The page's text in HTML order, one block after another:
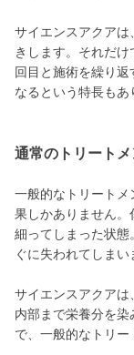
サイエンスアクア
きします。それだ
回目と施術を繰り返
なるという特長もあ
通常のトリート
一般的なトリートメ
果しかありません
細ってしまった状態
ぐに失われてしまい
サイエンスアクア
内部まで栄養分を
で、一般的なトリー